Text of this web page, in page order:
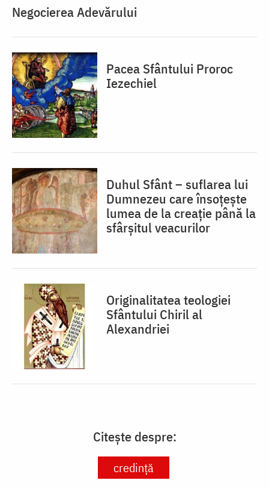
Negocierea Adevărului
Pacea Sfântului Proroc
Iezechiel
Duhul Sfânt – suflarea lui
Dumnezeu care însoțește
lumea de la creație până la
sfârșitul veacurilor
Originalitatea teologiei
Sfântului Chiril al
Alexandriei
Citește despre:
credință